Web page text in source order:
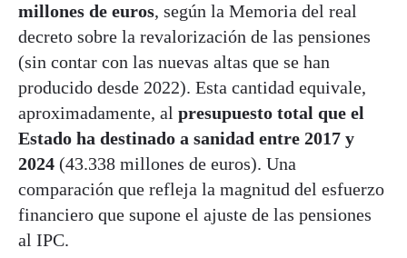
millones de euros, según la Memoria del real
decreto sobre la revalorización de las pensiones
(sin contar con las nuevas altas que se han
producido desde 2022). Esta cantidad equivale,
aproximadamente, al presupuesto total que el
Estado ha destinado a sanidad entre 2017 y
2024 (43.338 millones de euros). Una
comparación que refleja la magnitud del esfuerzo
financiero que supone el ajuste de las pensiones
al IPC.